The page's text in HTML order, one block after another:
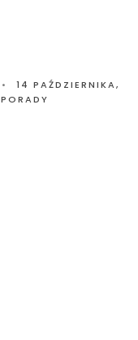
•
14 PAŹDZIERNIKA,
PORADY